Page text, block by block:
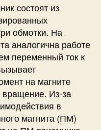
состоят из
обмотки. На
аналогична работе
переменный ток к
на магните
вращение. Из-за
в
магнита (ПМ)